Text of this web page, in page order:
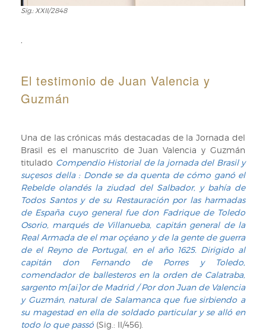
Sig.:
Sig.: XXII/2848
El testimonio de Juan Valencia y
Guzmán
Una de las crónicas más destacadas de la Jornada del
Brasil es el manuscrito de Juan Valencia y Guzmán
titulado Compendio Historial de la jornada del Brasil y
suçesos della : Donde se da quenta de cómo ganó el
Rebelde olandés la ziudad del Salbador, y bahía de
Todos Santos y de su Restauración por las harmadas
de España cuyo general fue don Fadrique de Toledo
Osorio, marqués de Villanueba, capitán general de la
Real Armada de el mar oçéano y de la gente de guerra
de el Reyno de Portugal, en el año 1625. Dirigido al
capitán don Fernando de Porres y Toledo,
comendador de ballesteros en la orden de Calatraba,
sargento m[ai]or de Madrid / Por don Juan de Valencia
y Guzmán, natural de Salamanca que fue sirbiendo a
su magestad en ella de soldado particular y se alló en
todo lo que passó (Sig.: II/456).